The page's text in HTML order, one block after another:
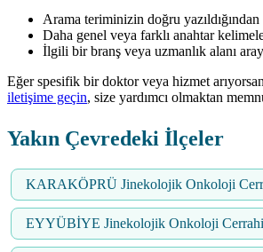
Arama teriminizin doğru
Daha genel veya farklı anahtar
İlgili bir branş veya uzmanlık alanı
Eğer spesifik bir doktor veya hizmet
iletişime geçin, size yardımcı olmaktan
Yakın Çevredeki İlçeler
KARAKÖPRÜ Jinekolojik Onkoloji
EYYÜBİYE Jinekolojik Onkoloji